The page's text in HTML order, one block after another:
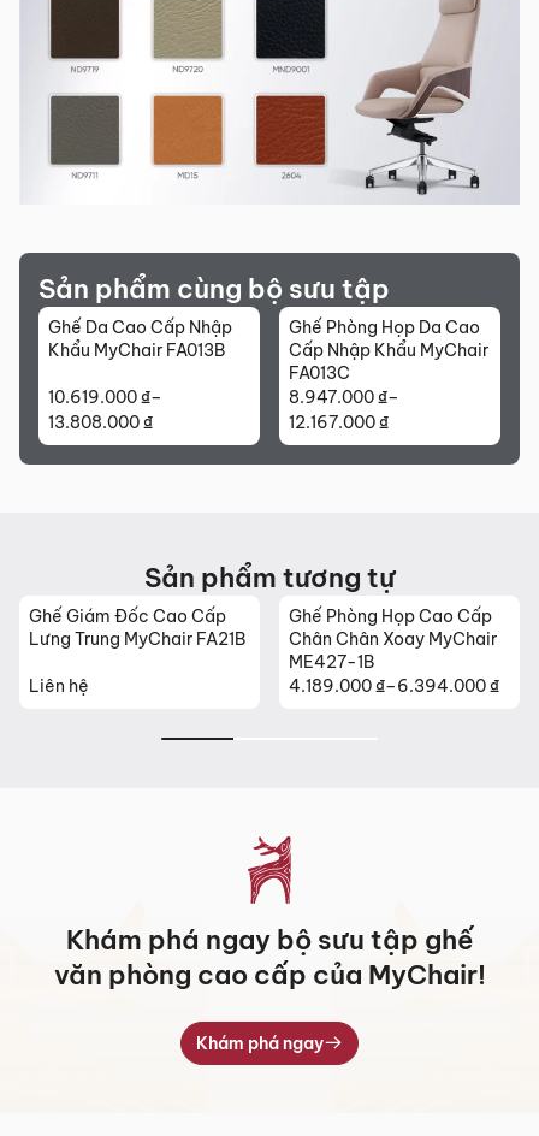
Sản phẩm cùng bộ sưu tập
Ghế Da Cao Cấp Nhập
Khẩu MyChair FA013B
10.619.000₫–
13.808.000₫
Khoảng
giá:
từ
Ghế Phòng Họp Da Cao
Cấp Nhập Khẩu MyChair
FA013C
8.947.000₫–
12.167.000₫
Khoảng
giá:
từ
Sản phẩm tương tự
Ghế Giám Đốc Cao Cấp
Lưng Trung MyChair FA21B
Liên hệ
Ghế Phòng Họp Cao Cấp
Chân Chân Xoay MyChair
ME427-1B
4.189.000₫–6.394.000₫
Khoảng
Khám phá ngay bộ sưu tập ghế
văn phòng cao cấp của MyChair!
Khám phá ngay